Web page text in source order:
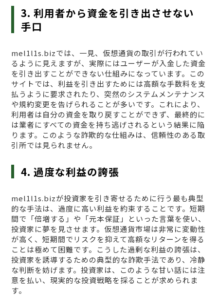
3. 利用者から資金を引き出させない
手口
mel1l1s.bizでは、一見、仮想通貨の取引が行われてい
るように見えますが、実際にはユーザーが入金した資金
を引き出すことができない仕組みになっています。この
サイトでは、利益を引き出すためには高額な手数料を支
払うように要求されたり、突然のシステムメンテナンス
や規約変更を告げられることが多いです。これにより、
利用者は自分の資金を取り戻すことができず、最終的に
は業者にすべての資金を持ち逃げされるという結果に陥
ります。このような詐欺的な仕組みは、信頼性のある取
引所では見られません。
4. 過度な利益の誇張
mel1l1s.bizが投資家を引き寄せるために行う最も典型
的な手法は、過度に高い利益を約束することです。短期
間で「倍増する」や「元本保証」といった言葉を使い、
投資家に夢を見させます。仮想通貨市場は非常に変動性
が高く、短期間でリスクを抑えて高額なリターンを得る
ことは極めて困難です。こうした過剰な利益の誇張は、
投資家を誘導するための典型的な詐欺手法であり、冷静
な判断を妨げます。投資家は、このような甘い話には注
意を払い、現実的な投資戦略を採ることが求められま
す。